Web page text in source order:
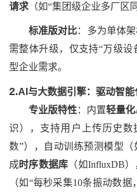
请求 （如“集团级企业多厂区
标准版对比：多为单体
需整体升级，仅支持“万级设
型企业需求。
2.AI与大数据引擎：驱动智能
专业版特性：内置轻量化
识），支持用户上传历史数
数”），自动训练预测模型
成时序数据库 （如InfluxDB
（如“每秒采集10条振动数